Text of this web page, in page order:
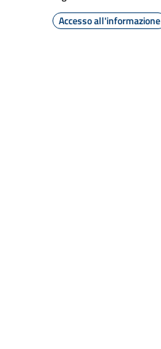
Accesso all'informazione